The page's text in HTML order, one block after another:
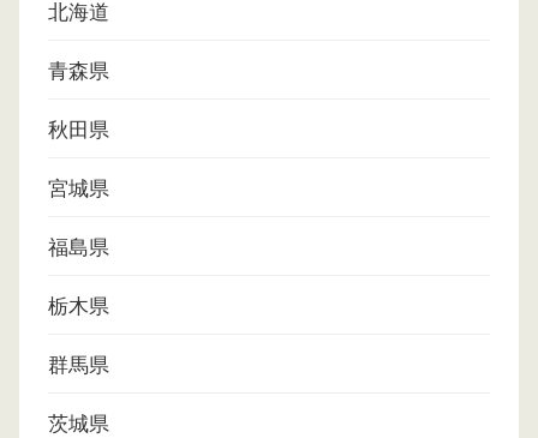
北海道
青森県
秋田県
宮城県
福島県
栃木県
群馬県
茨城県